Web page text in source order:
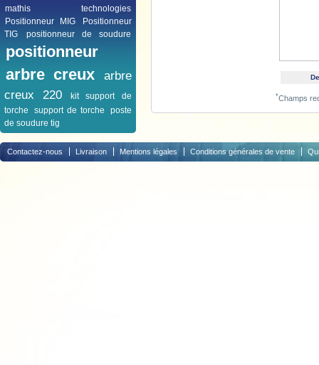
mathis technologies
Positionneur MIG
Positionneur
TIG
positionneur de soudure
positionneur
arbre creux
arbre
creux 220
kit support de
torche
support de torche
poste
de soudure tig
*Champs
Contactez-nous Livraison Mentions légales Conditions générales de vente